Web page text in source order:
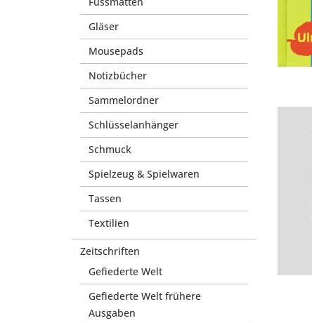
Gläser
Mousepads
Notizbücher
Sammelordner
Schlüsselanhänger
Schmuck
Spielzeug & Spielwaren
Tassen
Textilien
Zeitschriften
Gefiederte Welt
Gefiederte Welt frühere
Ausgaben